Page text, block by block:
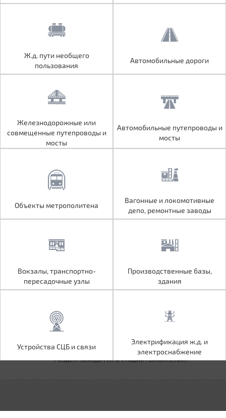
Ж.д. пути необщего
пользования
Автомобильные дороги
Железнодорожные или
совмещенные путепроводы и
мосты
Автомобильные путепроводы и
мосты
Вагонные и локомотивные
Вокзалы, транспортно-
пересадочные узлы
Производственные базы,
Электрификация ж.д. и
электроснабжение
Ж.д. пути необщего
пользования
Автомобильные дороги
Железнодорожные или
совмещенные путепроводы и
мосты
Автомобильные путепроводы и
мосты
Объекты метрополитена
Вагонные и локомотивные
депо, ремонтные заводы
Вокзалы, транспортно-
пересадочные узлы
Производственные базы,
здания
Устройства СЦБ и связи
Электрификация ж.д. и
электроснабжение
Раздел находится в стадии наполнения.